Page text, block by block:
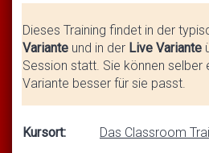
Dieses Training findet in der
Variante und in der Live Variante
Session statt. Sie können selber
Variante besser für sie passt.
Kursort:
Das Classroom